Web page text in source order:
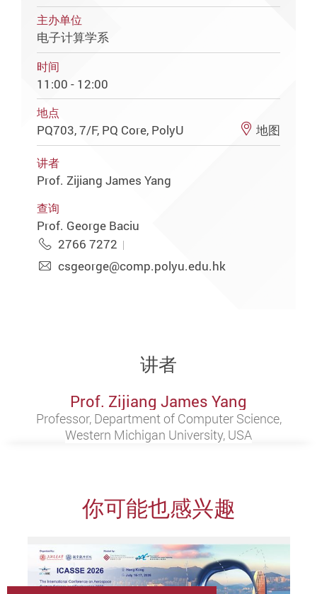
主办单位
电子计算学系
时间
11:00 - 12:00
地点
PQ703, 7/F, PQ Core, PolyU 地图
讲者
Prof. Zijiang James Yang
查询
Prof. George Baciu
2766 7272
csgeorge@comp.polyu.edu.hk
讲者
Prof. Zijiang James Yang
Professor, Department of Computer Science,
Western Michigan University, USA
你可能也感兴趣